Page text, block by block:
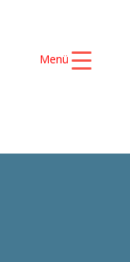
Menü